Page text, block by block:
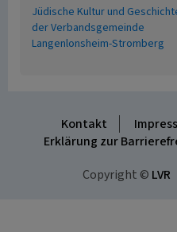
Jüdische Kultur und
der Verbandsgemeinde
Langenlonsheim-Stromberg
Kontakt
Erklärung zur
Copyright © LVR